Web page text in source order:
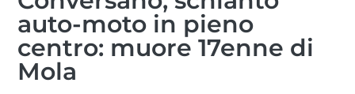
auto-moto in pieno
centro: muore 17enne di
Mola